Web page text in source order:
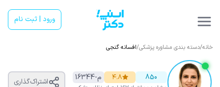
ورود | ثبت نام
خانه/دسته بندی مشاوره پزشکی/افسانه گنجی
850 ۴.۸ م-16344 اشتراک‌گذاری